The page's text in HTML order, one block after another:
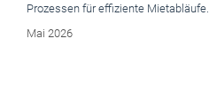
Prozessen für effiziente Mietabläufe.
Mai 2026